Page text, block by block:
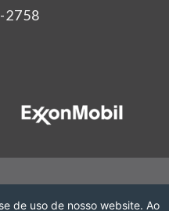
2758
de uso de nosso website. Ao